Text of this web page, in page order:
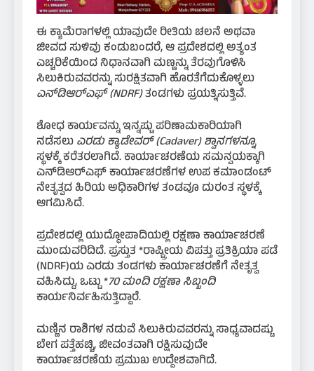
ಈ ಕ್ಯಾಮೆರಾಗಳಲ್ಲಿ ಯಾವುದೇ ರೀತಿಯ ಚಲನೆ ಅಥವಾ
ಜೀವದ ಸುಳಿವು ಕಂಡುಬಂದರೆ, ಆ ಪ್ರದೇಶದಲ್ಲಿ ಅತ್ಯಂತ
ಎಚ್ಚರಿಕೆಯಿಂದ ನಿಧಾನವಾಗಿ ಮಣ್ಣನ್ನು ತೆರವುಗೊಳಿಸಿ
ಸಿಲುಕಿರುವವರನ್ನು ಸುರಕ್ಷಿತವಾಗಿ ಹೊರತೆಗೆದುಕೊಳ್ಳಲು
ಎನ್‌ಡಿಆರ್‌ಎಫ್ (NDRF)ತಂಡಗಳು ಪ್ರಯತ್ನಿಸುತ್ತಿವೆ.
ಶೋಧ ಕಾರ್ಯವನ್ನು ಇನ್ನಷ್ಟು ಪರಿಣಾಮಕಾರಿಯಾಗಿ
ನಡೆಸಲುಎರಡು ಕ್ಯಾಡೇವರ್ (Cadaver) ಶ್ವಾನಗಳನ್ನೂ
ಸ್ಥಳಕ್ಕೆ ಕರೆತರಲಾಗಿದೆ. ಕಾರ್ಯಾಚರಣೆಯ ಸಮನ್ವಯಕ್ಕಾಗಿ
ಎನ್‌ಡಿಆರ್‌ಎಫ್ ಕಾರ್ಯಾಚರಣೆಗಳ ಉಪ ಕಮಾಂಡಂಟ್
ನೇತೃತ್ವದ ಹಿರಿಯ ಅಧಿಕಾರಿಗಳ ತಂಡವೂ ದುರಂತ ಸ್ಥಳಕ್ಕೆ
ಆಗಮಿಸಿದೆ.
ಪ್ರದೇಶದಲ್ಲಿ ಯುದ್ಧೋಪಾದಿಯಲ್ಲಿ ರಕ್ಷಣಾ ಕಾರ್ಯಾಚರಣೆ
ಮುಂದುವರಿದಿದೆ. ಪ್ರಸ್ತುತ *ರಾಷ್ಟ್ರೀಯ ವಿಪತ್ತು ಪ್ರತಿಕ್ರಿಯಾ ಪಡೆ
(NDRF)ಯ ಎರಡು ತಂಡಗಳು ಕಾರ್ಯಾಚರಣೆಗೆ ನೇತೃತ್ವ
ವಹಿಸಿದ್ದು, ಒಟ್ಟು *70 ಮಂದಿ ರಕ್ಷಣಾ ಸಿಬ್ಬಂದಿ
ಕಾರ್ಯನಿರ್ವಹಿಸುತ್ತಿದ್ದಾರೆ.
ಮಣ್ಣಿನ ರಾಶಿಗಳ ನಡುವೆ ಸಿಲುಕಿರುವವರನ್ನು ಸಾಧ್ಯವಾದಷ್ಟು
ಬೇಗ ಪತ್ತೆಹಚ್ಚಿ, ಜೀವಂತವಾಗಿ ರಕ್ಷಿಸುವುದೇ
ಕಾರ್ಯಾಚರಣೆಯ ಪ್ರಮುಖ ಉದ್ದೇಶವಾಗಿದೆ.